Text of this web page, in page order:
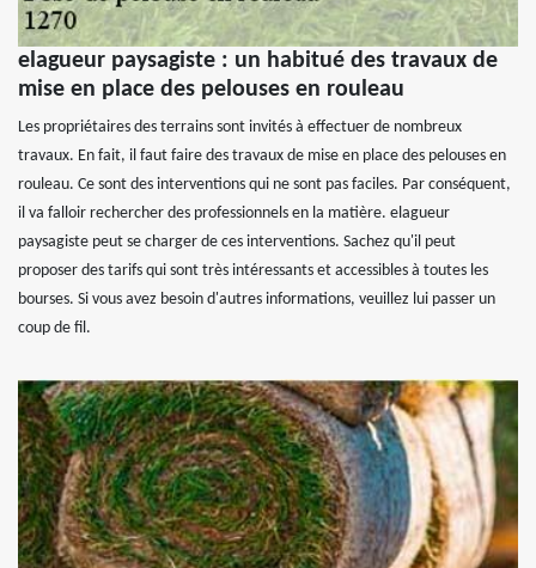
elagueur paysagiste : un habitué des travaux de
mise en place des pelouses en rouleau
Les propriétaires des terrains sont invités à effectuer de nombreux
travaux. En fait, il faut faire des travaux de mise en place des pelouses en
rouleau. Ce sont des interventions qui ne sont pas faciles. Par conséquent,
il va falloir rechercher des professionnels en la matière. elagueur
paysagiste peut se charger de ces interventions. Sachez qu'il peut
proposer des tarifs qui sont très intéressants et accessibles à toutes les
bourses. Si vous avez besoin d'autres informations, veuillez lui passer un
coup de fil.